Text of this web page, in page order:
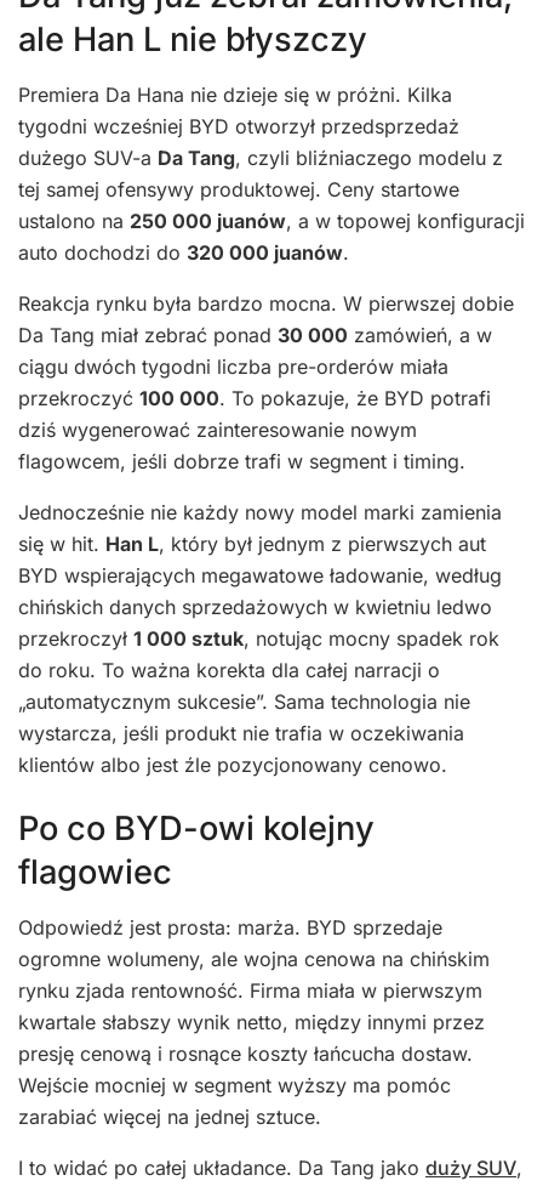
ale Han L nie błyszczy
Premiera Da Hana nie dzieje się w próżni. Kilka
tygodni wcześniej BYD otworzył przedsprzedaż
dużego SUV-a Da Tang, czyli bliźniaczego modelu z
tej samej ofensywy produktowej. Ceny startowe
ustalono na 250 000 juanów, a w topowej konfiguracji
auto dochodzi do 320 000 juanów.
Reakcja rynku była bardzo mocna. W pierwszej dobie
Da Tang miał zebrać ponad 30 000 zamówień, a w
ciągu dwóch tygodni liczba pre-orderów miała
przekroczyć 100 000. To pokazuje, że BYD potrafi
dziś wygenerować zainteresowanie nowym
flagowcem, jeśli dobrze trafi w segment i timing.
Jednocześnie nie każdy nowy model marki zamienia
się w hit. Han L, który był jednym z pierwszych aut
BYD wspierających megawatowe ładowanie, według
chińskich danych sprzedażowych w kwietniu ledwo
przekroczył 1 000 sztuk, notując mocny spadek rok
do roku. To ważna korekta dla całej narracji o
„automatycznym sukcesie”. Sama technologia nie
wystarcza, jeśli produkt nie trafia w oczekiwania
klientów albo jest źle pozycjonowany cenowo.
Po co BYD-owi kolejny
flagowiec
Odpowiedź jest prosta: marża. BYD sprzedaje
ogromne wolumeny, ale wojna cenowa na chińskim
rynku zjada rentowność. Firma miała w pierwszym
kwartale słabszy wynik netto, między innymi przez
presję cenową i rosnące koszty łańcucha dostaw.
Wejście mocniej w segment wyższy ma pomóc
zarabiać więcej na jednej sztuce.
I to widać po całej układance. Da Tang jako duży SUV,